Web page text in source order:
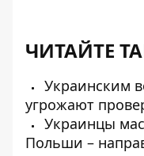
ЧИТАЙТЕ
Украинским
угрожают
Украинцы
Польши –